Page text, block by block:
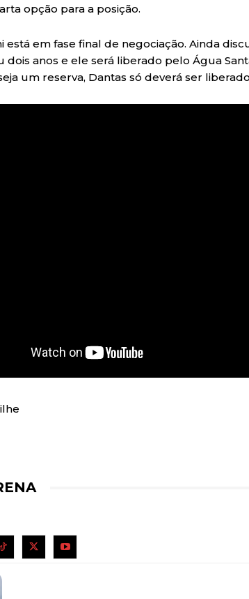
opção para a posição.
está em fase final de negociação. Ainda
dois anos e ele será liberado pelo Água
um reserva, Dantas só deverá ser